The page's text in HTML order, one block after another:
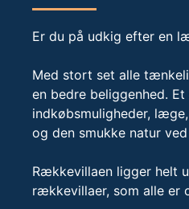
Er du på udkig efter en
Med stort set alle
en bedre beliggenhed.
indkøbsmuligheder,
og den smukke natur
Rækkevillaen ligger helt
rækkevillaer, som alle er